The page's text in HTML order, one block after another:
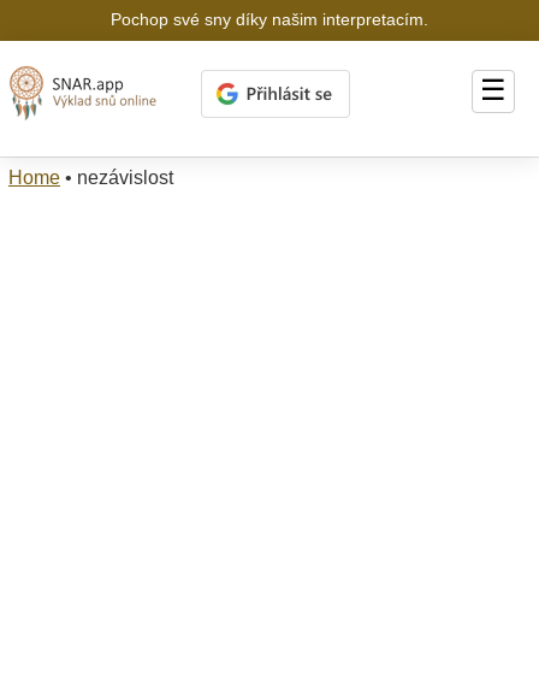
Pochop své sny díky našim interpretacím.
☰
Home • nezávislost